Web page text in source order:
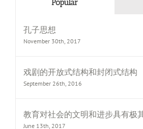
Popular
孔子思想
November 30th, 2017
戏剧的开放式结构和封闭式结构
September 26th, 2016
教育对社会的文明和进步具有极
June 13th, 2017